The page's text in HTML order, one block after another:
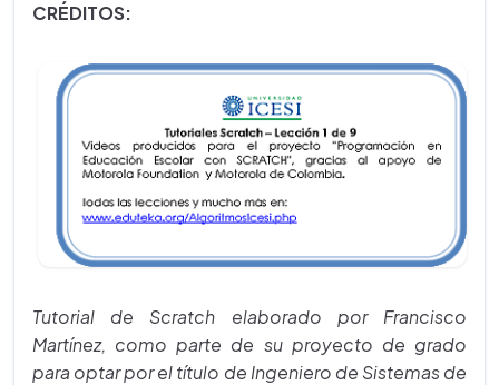
CRÉDITOS:
Tutorial de Scratch elaborado por Francisco
Martínez, como parte de su proyecto de grado
para optar por el título de Ingeniero de Sistemas de